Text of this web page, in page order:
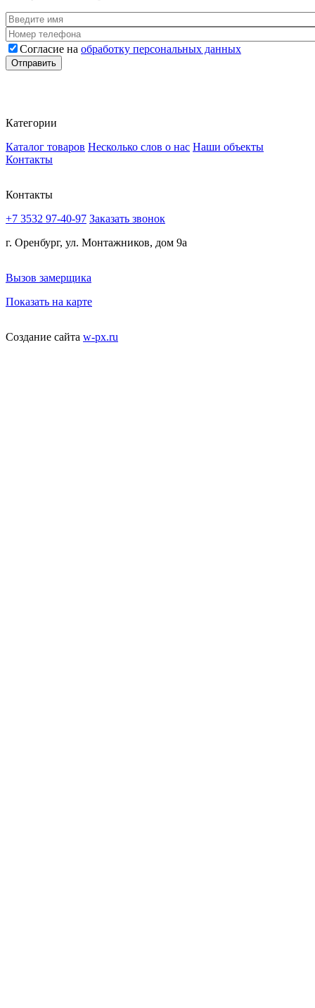
Ваше имя*
Номер телефона*
Согласие на обработку персональных данных
Согласие*
Отправить
Категории
Каталог товаров Несколько слов о нас Наши объекты
Контакты
Контакты
+7 3532 97-40-97 Заказать звонок
г. Оренбург, ул. Монтажников, дом 9а
Вызов замерщика
Показать на карте
Создание сайта w-px.ru